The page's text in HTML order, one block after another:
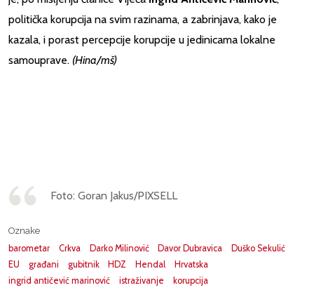
politička korupcija na svim razinama, a zabrinjava, kako je
kazala, i porast percepcije korupcije u jedinicama lokalne
samouprave. (Hina/mš)
Foto: Goran Jakus/PIXSELL
Oznake
barometar
Crkva Darko Milinović Davor Dubravica
Duško Sekulić
EU
građani gubitnik HDZ Hendal
Hrvatska
ingrid antičević marinović
istraživanje
korupcija